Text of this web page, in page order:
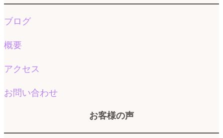
ブログ
概要
アクセス
お問い合わせ
お客様の声